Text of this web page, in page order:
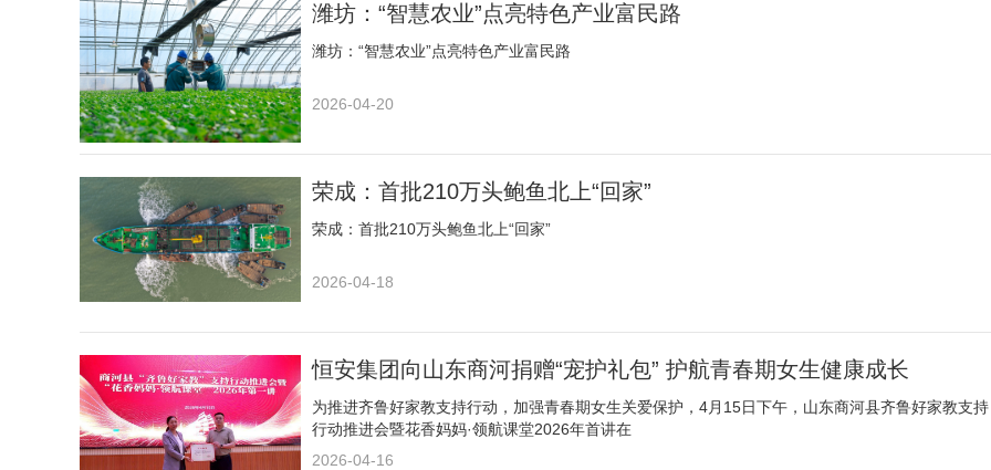
潍坊：“智慧农业”点亮特色产业富民路
潍坊：“智慧农业”点亮特色产业富民路
2026-04-20
荣成：首批210万头鲍鱼北上“回家”
荣成：首批210万头鲍鱼北上“回家”
2026-04-18
恒安集团向山东商河捐赠“宠护礼包” 护航青春期女生健康成长
为推进齐鲁好家教支持行动，加强青春期女生关爱保护，4月15日下午，山东商河县齐鲁好家教支持
行动推进会暨花香妈妈·领航课堂2026年首讲在
2026-04-16